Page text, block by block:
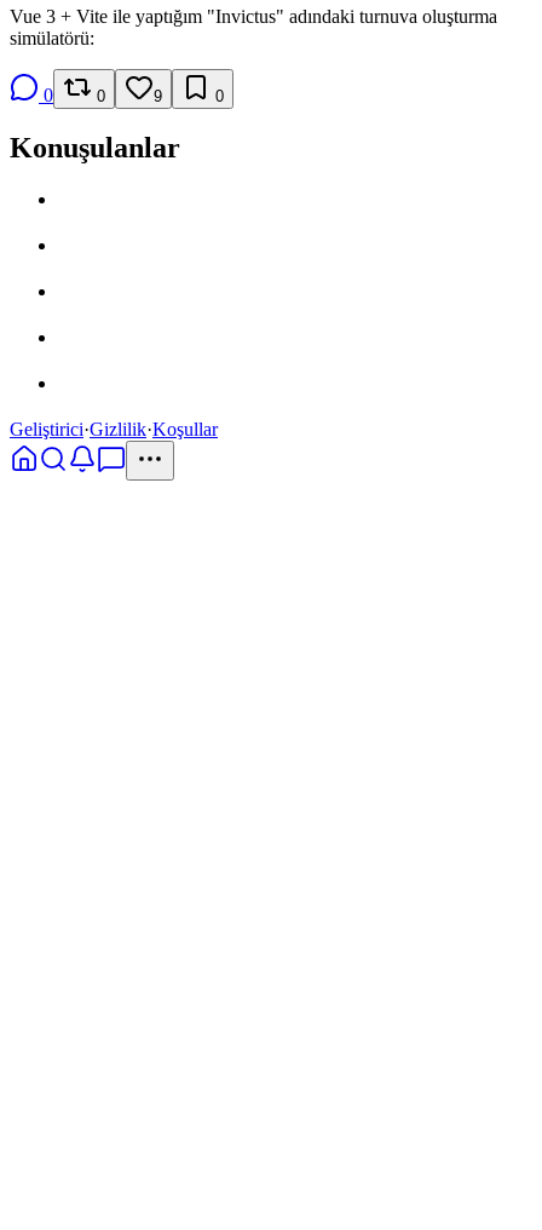
Vue 3 + Vite ile yaptığım "Invictus" adındaki turnuva oluşturma
simülatörü:
0 0 9 0
Konuşulanlar
Geliştirici·Gizlilik·Koşullar